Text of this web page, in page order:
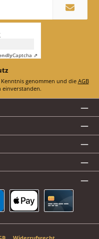
Captcha ⇗
genommen und die AGB
einverstanden.